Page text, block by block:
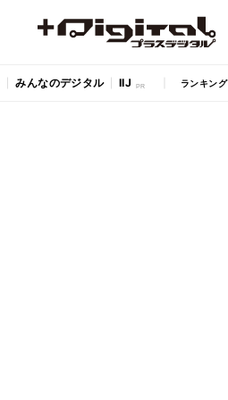
みんなのデジタル IIJ ランキング